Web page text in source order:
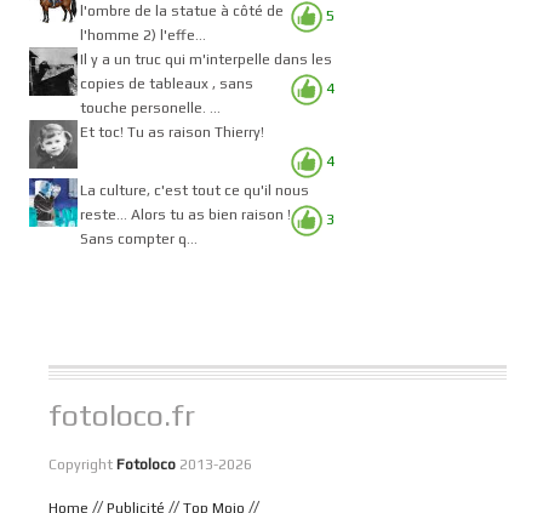
5
l'ombre de la statue à côté de
l'homme 2) l'effe...
4
Il y a un truc qui m'interpelle dans les
copies de tableaux , sans
touche personelle. ...
4
Et toc! Tu as raison Thierry!
3
La culture, c'est tout ce qu'il nous
reste... Alors tu as bien raison !
Sans compter q...
fotoloco.fr
Copyright Fotoloco 2013-2026
Home // Publicité // Top Mojo //